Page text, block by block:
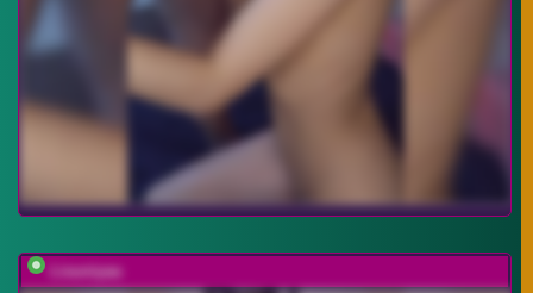
Lisuniyaa